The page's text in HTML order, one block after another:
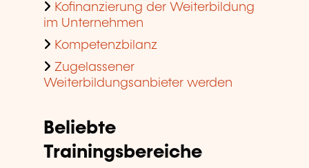
Kofinanzierung der Weiterbildung
im Unternehmen
Kompetenzbilanz
Zugelassener
Weiterbildungsanbieter werden
Beliebte
Trainingsbereiche